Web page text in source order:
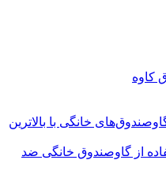
کاوه
خانگی با بالاترین
از گاوصندوق خانگی ضد